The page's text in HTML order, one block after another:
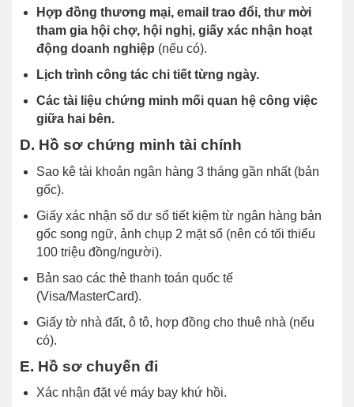
Hợp đồng thương mại, email trao đổi, thư mời
tham gia hội chợ, hội nghị, giấy xác nhận hoạt
động doanh nghiệp (nếu có).
Lịch trình công tác chi tiết từng ngày.
Các tài liệu chứng minh mối quan hệ công việc
giữa hai bên.
D. Hồ sơ chứng minh tài chính
Sao kê tài khoản ngân hàng 3 tháng gần nhất (bản
gốc).
Giấy xác nhận số dư sổ tiết kiệm từ ngân hàng bản
gốc song ngữ, ảnh chụp 2 mặt sổ (nên có tối thiểu
100 triệu đồng/người).
Bản sao các thẻ thanh toán quốc tế
(Visa/MasterCard).
Giấy tờ nhà đất, ô tô, hợp đồng cho thuê nhà (nếu
có).
E. Hồ sơ chuyến đi
Xác nhận đặt vé máy bay khứ hồi.